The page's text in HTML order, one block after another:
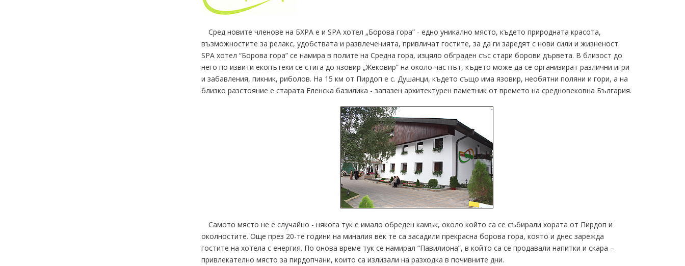
Сред новите членове на БХРА е и SPA хотел „Борова гора” - eдно уникално място, където природната красота,
възможностите за релакс, удобствата и развлеченията, привличат гостите, за да ги заредят с нови сили и жизненост.
SPA хотел “Борова гора” се намира в полите на Средна гора, изцяло обграден със стари борови дървета. В близост до
него по извити екопътеки се стига до язовир „Жековир” на около час път, където може да се организират различни игри
и забавления, пикник, риболов. На 15 км от Пирдоп е с. Душанци, където също има язовир, необятни поляни и гори, а на
близко разстояние е старата Еленска базилика - запазен архитектурен паметник от времето на средновековна България.
Самото място не е случайно - някога тук е имало обреден камък, около който са се събирали хората от Пирдоп и
околностите. Още през 20-те години на миналия век те са засадили прекрасна борова гора, която и днес зарежда
гостите на хотела с енергия. По онова време тук се намирал “Павилиона”, в който са се продавали напитки и скара –
привлекателно място за пирдопчани, които са излизали на разходка в почивните дни.